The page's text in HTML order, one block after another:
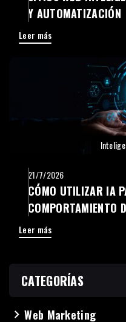
Y AUTOMATIZACIÓN
Leer más
21/7/2026
CÓMO UTILIZAR IA
COMPORTAMIENTO
Leer más
CATEGORÍAS
navigate_nextWeb Marketing